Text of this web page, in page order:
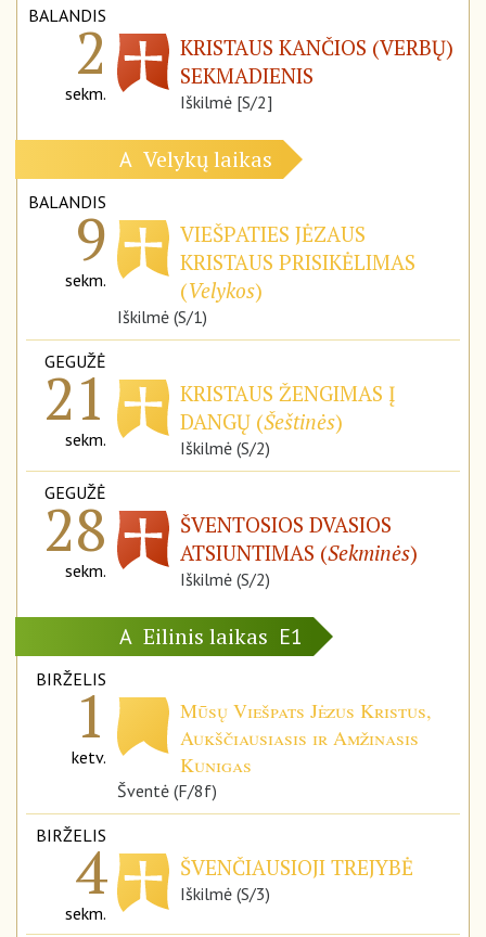
BALANDIS
2
sekm.
KRISTAUS KANČIOS (VERBŲ)
SEKMADIENIS
Iškilmė [S/2]
A Velykų laikas
BALANDIS
9
sekm.
VIEŠPATIES JĖZAUS
KRISTAUS PRISIKĖLIMAS
(Velykos)
Iškilmė (S/1)
GEGUŽĖ
21
sekm.
KRISTAUS ŽENGIMAS Į
DANGŲ (Šeštinės)
Iškilmė (S/2)
GEGUŽĖ
28
sekm.
ŠVENTOSIOS DVASIOS
ATSIUNTIMAS (Sekminės)
Iškilmė (S/2)
A Eilinis laikas E1
BIRŽELIS
1
ketv.
Mūsų Viešpats Jėzus Kristus,
Aukščiausiasis ir Amžinasis
Kunigas
Šventė (F/8f)
BIRŽELIS
4
sekm.
ŠVENČIAUSIOJI TREJYBĖ
Iškilmė (S/3)